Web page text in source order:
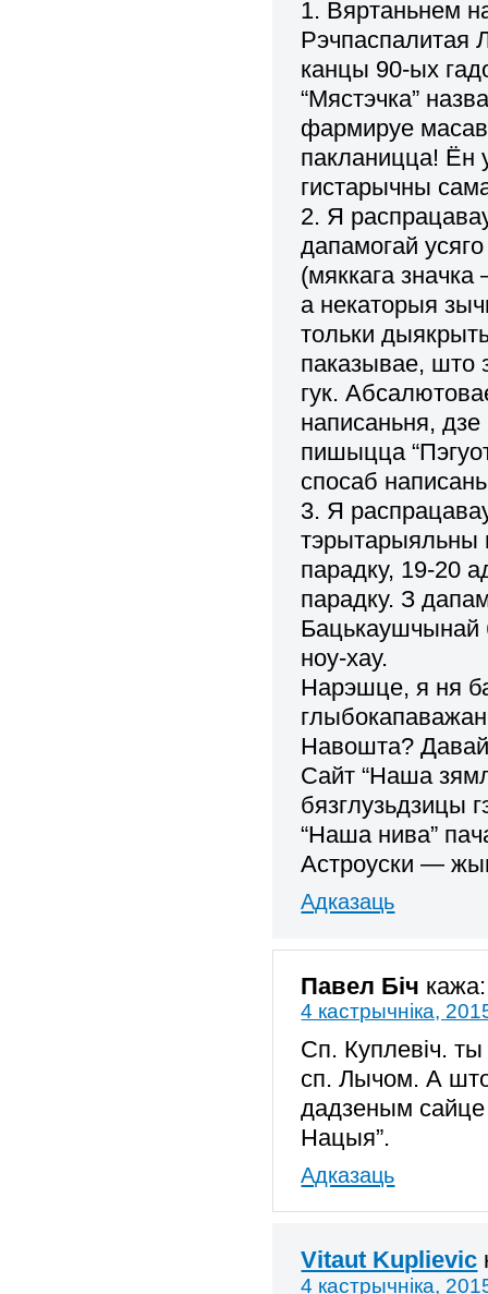
1. Вяртаньнем
Рэчпаспалитая
канцы 90-ых
“Мястэчка”
фармируе
пакланицца! Ён
гистарычны
2. Я
дапамогай
(мяккага
а некаторыя
тольки
паказывае, што
гук.
написаньня,
пишыцца
спосаб
3. Я
тэрытарыяльны
парадку, 19-20
парадку. З
Бацькаушчынай
ноу-хау.
Нарэшце, я ня
Навошта?
Сайт “Наша
бязглузьдзицы
“Наша нива”
Астроуски —
Адказаць
Павел Біч кажа:
4 кастрычніка,
Сп. Куплевіч.
сп. Лычом. А што
дадзеным
Нацыя”.
Адказаць
Vitaut Kuplievic
4 кастрычніка,